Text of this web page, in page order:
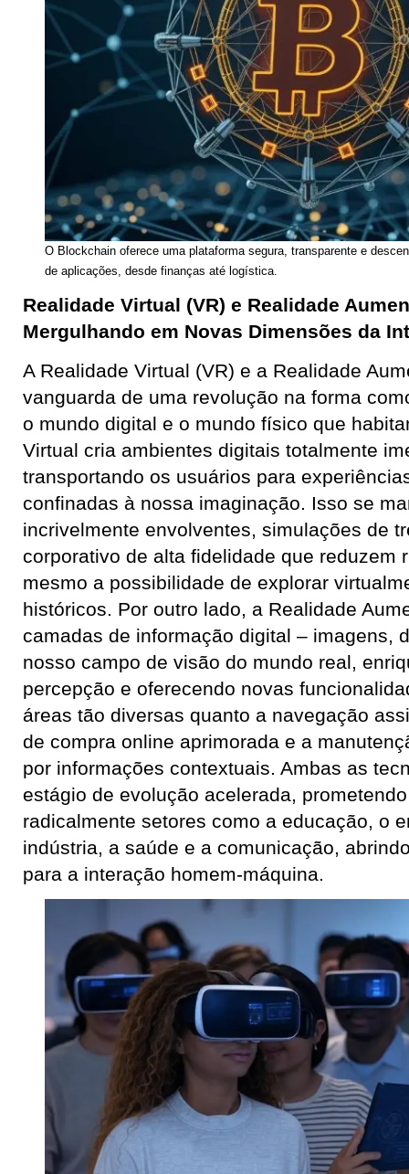
O Blockchain oferece uma plataforma segura, transparente e
de aplicações, desde finanças até logística.
Realidade Virtual (VR) e Realidade
Mergulhando em Novas Dimensões da
A Realidade Virtual (VR) e a Realidade
vanguarda de uma revolução na forma
o mundo digital e o mundo físico que
Virtual cria ambientes digitais totalmente
transportando os usuários para
confinadas à nossa imaginação. Isso se
incrivelmente envolventes, simulações de
corporativo de alta fidelidade que reduzem
mesmo a possibilidade de explorar
históricos. Por outro lado, a Realidade
camadas de informação digital – imagens,
nosso campo de visão do mundo real,
percepção e oferecendo novas
áreas tão diversas quanto a navegação
de compra online aprimorada e a
por informações contextuais. Ambas as
estágio de evolução acelerada,
radicalmente setores como a educação, o
indústria, a saúde e a comunicação,
para a interação homem-máquina.